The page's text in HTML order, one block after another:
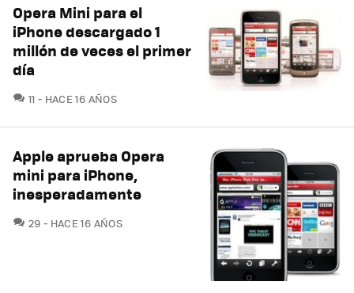
Opera Mini para el
iPhone descargado 1
millón de veces el primer
día
11 COMENTARIOS
HACE 16 AÑOS
Apple aprueba Opera
mini para iPhone,
inesperadamente
29 COMENTARIOS
HACE 16 AÑOS